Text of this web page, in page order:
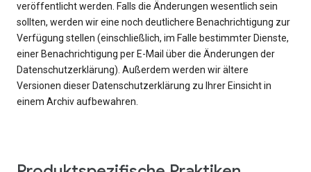
veröffentlicht werden. Falls die Änderungen wesentlich sein
sollten, werden wir eine noch deutlichere Benachrichtigung zur
Verfügung stellen (einschließlich, im Falle bestimmter Dienste,
einer Benachrichtigung per E-Mail über die Änderungen der
Datenschutzerklärung). Außerdem werden wir ältere
Versionen dieser Datenschutzerklärung zu Ihrer Einsicht in
einem Archiv aufbewahren.